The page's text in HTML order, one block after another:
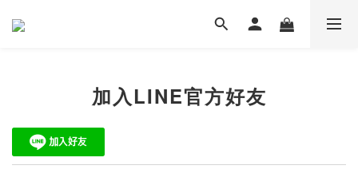
加入LINE官方好友